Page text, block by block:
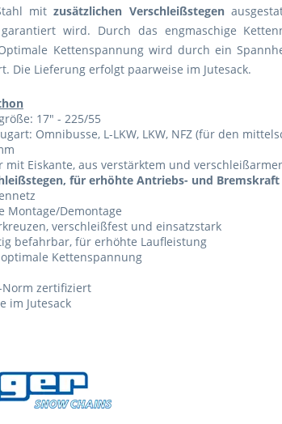
mitzusätzlichen Verschleißstegen
wird. Durch das engmaschige
Kettenspannung wird durch ein
Die Lieferung erfolgt paarweise im Jutesack.
17" - 225/55
Omnibusse, L-LKW, LKW, NFZ (für den
mit Eiskante, aus verstärktem und
für erhöhte Antriebs- und Bremskraft
Montage/Demontage
verschleißfest und einsatzstark
befahrbar, für erhöhte Laufleistung
Kettenspannung
Norm zertifiziert
im Jutesack